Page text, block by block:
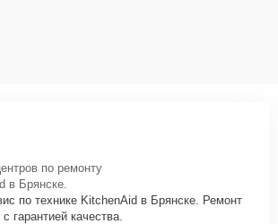
ремонта микроволновой печи KitchenAid
по всем необходимым вопросам,
подскажут с вариантами курьерской
выезд мастера в удобное время и место.
по ремонту
в Брянске.
по технике KitchenAid в Брянске. Ремонт
гарантией качества.